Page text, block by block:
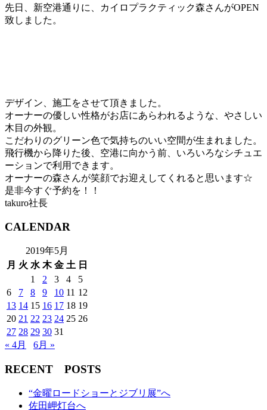
先日、新空港通りに、カイロプラクティック森さんがOPEN
致しました。
デザイン、施工をさせて頂きました。
オーナーの優しい性格がお店にあらわれるような、やさしい
木目の外観。
こだわりのグリーン色で気持ちのいい空間が生まれました。
飛行機から降りた後、空港に向かう前、いろいろなシチュエ
ーションで利用できます。
オーナーの森さんが笑顔でお迎えしてくれると思います☆
是非今すぐ予約を！！
takuro社長
CALENDAR
2019年5月
月 火 水 木 金 土 日
1
2 3 4
5
6
7 8 9 10 11 12
13 14 15 16 17 18 19
20 21 22 23 24 25 26
27 28 29 30 31
« 4月
6月 »
RECENT POSTS
“金曜ロードショーとジブリ展”へ
佐田岬灯台へ